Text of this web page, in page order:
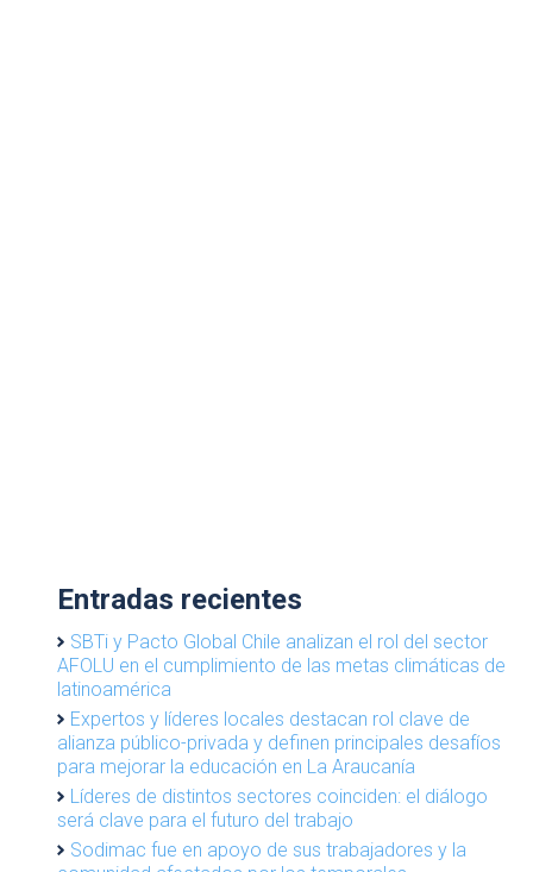
Entradas recientes
SBTi y Pacto Global Chile analizan el rol del sector
AFOLU en el cumplimiento de las metas climáticas de
latinoamérica
Expertos y líderes locales destacan rol clave de
alianza público-privada y definen principales desafíos
para mejorar la educación en La Araucanía
Líderes de distintos sectores coinciden: el diálogo
será clave para el futuro del trabajo
Sodimac fue en apoyo de sus trabajadores y la